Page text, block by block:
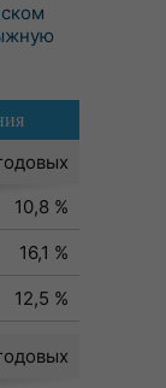
10,8 %
16,1 %
12,5 %